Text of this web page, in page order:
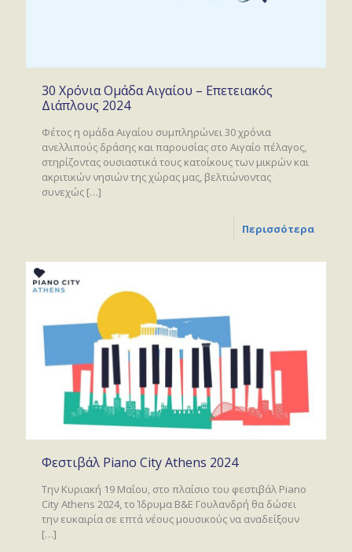
30 Χρόνια Ομάδα Αιγαίου – Επετειακός
Διάπλους 2024
Φέτος η ομάδα Αιγαίου συμπληρώνει 30 χρόνια
ανελλιπούς δράσης και παρουσίας στο Αιγαίο πέλαγος,
στηρίζοντας ουσιαστικά τους κατοίκους των μικρών και
ακριτικών νησιών της χώρας μας, βελτιώνοντας
συνεχώς […]
Περισσότερα
Φεστιβάλ Piano City Athens 2024
Την Κυριακή 19 Μαΐου, στο πλαίσιο του φεστιβάλ Piano
City Athens 2024, το Ίδρυμα Β&Ε Γουλανδρή θα δώσει
την ευκαιρία σε επτά νέους μουσικούς να αναδείξουν
[…]